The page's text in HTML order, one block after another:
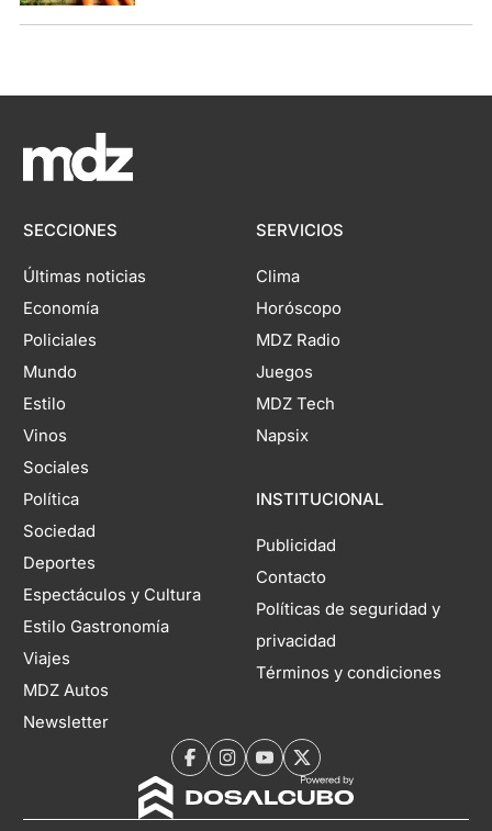
SECCIONES
Últimas noticias
Economía
Policiales
Mundo
Estilo
Vinos
Sociales
Política
Sociedad
Deportes
Espectáculos y Cultura
Estilo Gastronomía
Viajes
MDZ Autos
Newsletter
SERVICIOS
Clima
Horóscopo
MDZ Radio
Juegos
MDZ Tech
Napsix
INSTITUCIONAL
Publicidad
Contacto
Políticas de seguridad y
privacidad
Términos y condiciones